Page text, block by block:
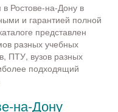
Ростове-на-Дону в
и гарантией полной
представлен
разных учебных
ПТУ, вузов разных
подходящий
на-Дону